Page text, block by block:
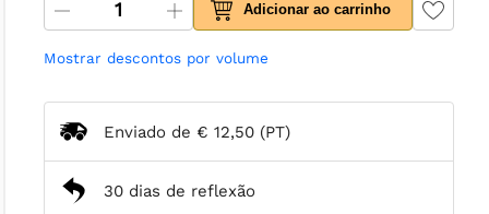
Adicionar ao carrinho
Mostrar descontos por volume
Enviado de € 12,50 (PT)
30 dias de reflexão